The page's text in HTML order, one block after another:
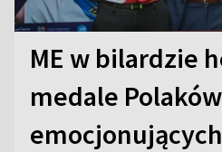
ME w bilardzie
medale